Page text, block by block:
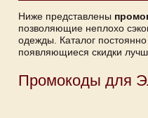
Ниже представлены
позволяющие неплохо
одежды. Каталог
появляющиеся скидки
Промокоды для